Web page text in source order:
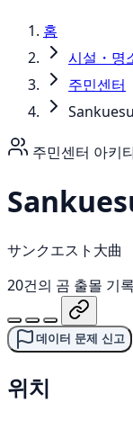
홈
시설・명
주민센터
주민센터 아키
サンクエスト大曲
20건의 곰 출몰 기록
데이터 문제 신고
위치